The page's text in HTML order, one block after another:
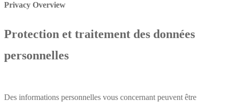
Privacy Overview
Protection et traitement des données
personnelles
Des informations personnelles vous concernant peuvent être